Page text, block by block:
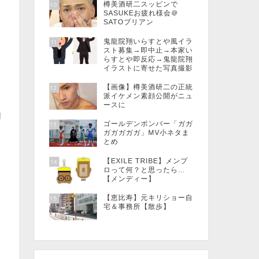
10
樽美酒研二スッピンで
SASUKEお疲れ様会＠
SATOブリアン
11
鬼龍院翔いらすとや風イラ
スト募集→即中止→本家い
らすとや即反応→鬼龍院翔
イラストに寄せた写真撮影
12
【画像】樽美酒研二の正統
派イケメン素顔公開がニュ
ースに
13
ゴールデンボンバー「ガガ
ガガガガガ」MV小ネタま
とめ
14
【EXILE TRIBE】メンプ
ロって何？と思ったら…
【メンディー】
15
【恵比寿】元キリショー自
宅＆事務所【散歩】